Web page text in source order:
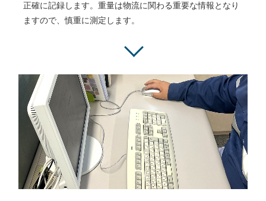
正確に記録します。重量は物流に関わる重要な情報となり
ますので、慎重に測定します。